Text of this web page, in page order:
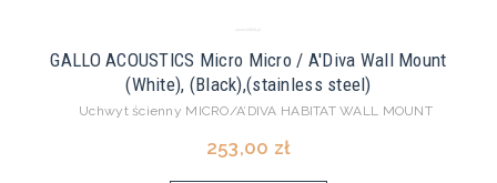
GALLO ACOUSTICS Micro Micro / A'Diva Wall Mount
(White), (Black),(stainless steel)
Uchwyt ścienny MICRO/A’DIVA HABITAT WALL MOUNT
253,00 zł